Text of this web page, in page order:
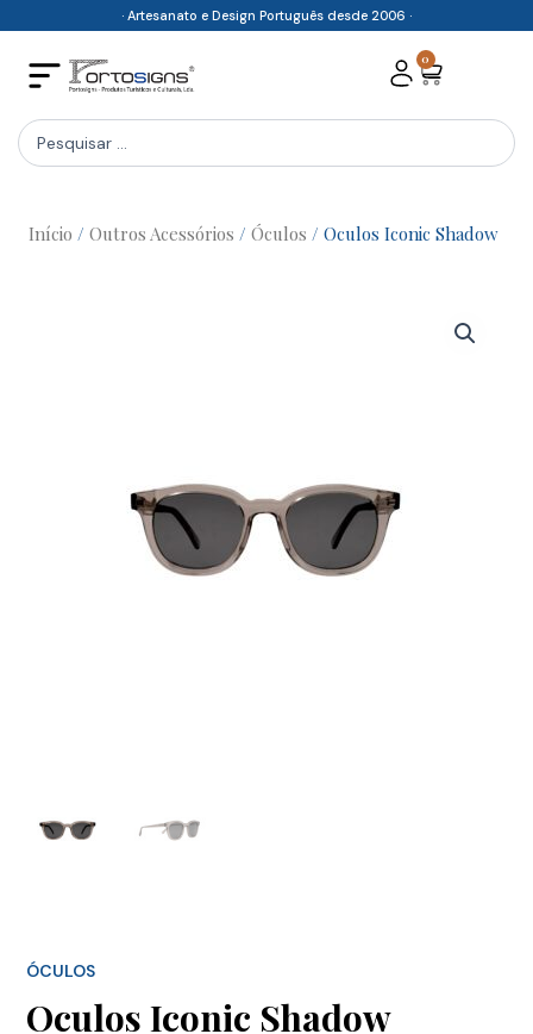
content
· Artesanato e Design Português desde 2006 ·
0
Cart
Search
...
Início / Outros Acessórios / Óculos / Oculos Iconic Shadow
ÓCULOS
Oculos Iconic Shadow